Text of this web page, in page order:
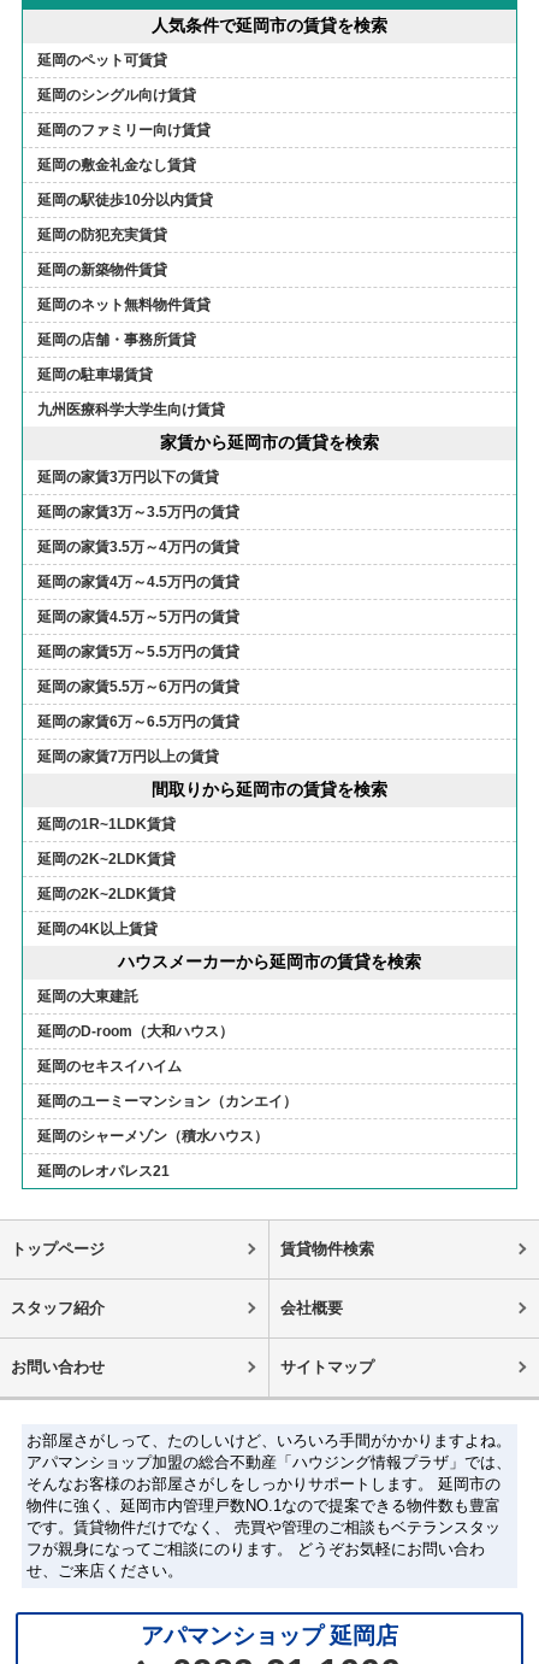
人気条件で延岡市の賃貸を検索
延岡のペット可賃貸
延岡のシングル向け賃貸
延岡のファミリー向け賃貸
延岡の敷金礼金なし賃貸
延岡の駅徒歩10分以内賃貸
延岡の防犯充実賃貸
延岡の新築物件賃貸
延岡のネット無料物件賃貸
延岡の店舗・事務所賃貸
延岡の駐車場賃貸
九州医療科学大学生向け賃貸
家賃から延岡市の賃貸を検索
延岡の家賃3万円以下の賃貸
延岡の家賃3万～3.5万円の賃貸
延岡の家賃3.5万～4万円の賃貸
延岡の家賃4万～4.5万円の賃貸
延岡の家賃4.5万～5万円の賃貸
延岡の家賃5万～5.5万円の賃貸
延岡の家賃5.5万～6万円の賃貸
延岡の家賃6万～6.5万円の賃貸
延岡の家賃7万円以上の賃貸
間取りから延岡市の賃貸を検索
延岡の1R~1LDK賃貸
延岡の2K~2LDK賃貸
延岡の2K~2LDK賃貸
延岡の4K以上賃貸
ハウスメーカーから延岡市の賃貸を検索
延岡の大東建託
延岡のD-room（大和ハウス）
延岡のセキスイハイム
延岡のユーミーマンション（カンエイ）
延岡のシャーメゾン（積水ハウス）
延岡のレオパレス21
トップページ 賃貸物件検索
スタッフ紹介 会社概要
お問い合わせ サイトマップ
お部屋さがしって、たのしいけど、いろいろ手間がかかりますよね。
アパマンショップ加盟の総合不動産「ハウジング情報プラザ」では、
そんなお客様のお部屋さがしをしっかりサポートします。 延岡市の
物件に強く、延岡市内管理戸数NO.1なので提案できる物件数も豊富
です。賃貸物件だけでなく、 売買や管理のご相談もベテランスタッ
フが親身になってご相談にのります。 どうぞお気軽にお問い合わ
せ、ご来店ください。
アパマンショップ 延岡店